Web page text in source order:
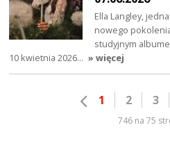
Ella Langley,
nowego
studyjnym
10 kwietnia 2026… » więcej
1 2 3
746 na 75